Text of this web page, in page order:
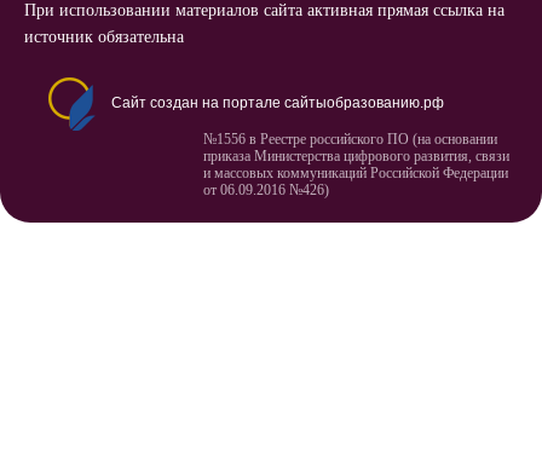
При использовании материалов сайта активная прямая ссылка на
источник обязательна
Сайт создан на портале сайтыобразованию.рф
№1556 в Реестре российского ПО (на основании
приказа Министерства цифрового развития, связи
и массовых коммуникаций Российской Федерации
от 06.09.2016 №426)